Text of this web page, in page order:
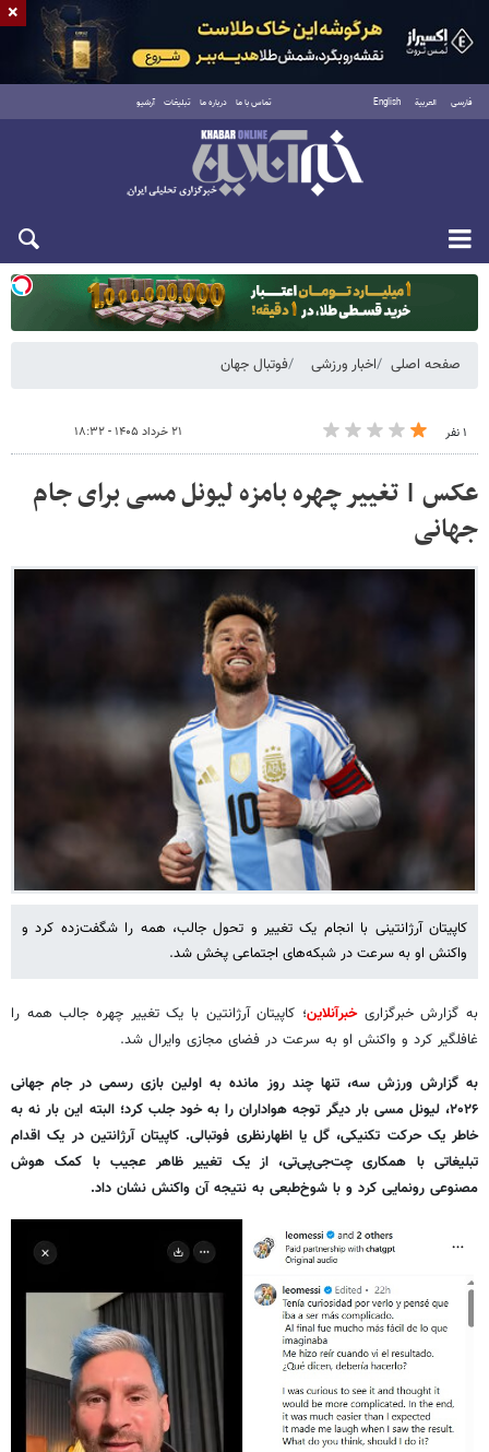
فارسی العربية English تماس با ما درباره ما تبلیغات آرشیو
یکشنبه ۱۸ مرداد ۱۴۰۵
صفحه اصلی اخبار ورزشی فوتبال جهان
۱ نفر ۲۱ خرداد ۱۴۰۵ - ۱۸:۳۲
عکس | تغییر چهره بامزه لیونل مسی برای جام
جهانی
کاپیتان آرژانتینی با انجام یک تغییر و تحول جالب، همه را شگفت‌زده کرد و
واکنش او به سرعت در شبکه‌های اجتماعی پخش شد.
به گزارش خبرگزاریخبرآنلاین؛ کاپیتان آرژانتین با یک تغییر چهره جالب همه را
غافلگیر کرد و واکنش او به سرعت در فضای مجازی وایرال شد.
به گزارش ورزش سه، تنها چند روز مانده به اولین بازی رسمی در جام جهانی
۲۰۲۶، لیونل مسی بار دیگر توجه هواداران را به خود جلب کرد؛ البته این بار نه به
خاطر یک حرکت تکنیکی، گل یا اظهارنظری فوتبالی. کاپیتان آرژانتین در یک اقدام
تبلیغاتی با همکاری چت‌جی‌پی‌تی، از یک تغییر ظاهر عجیب با کمک هوش
مصنوعی رونمایی کرد و با شوخ‌طبعی به نتیجه آن واکنش نشان داد.
×